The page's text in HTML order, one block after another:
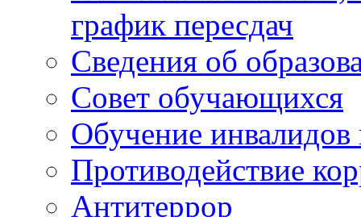
график пересдач
Сведения об
Совет обучающихся
Обучение
Противодействие
Антитеррор